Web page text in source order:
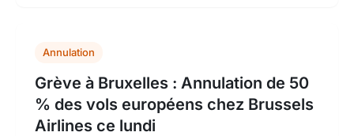
Annulation
Grève à Bruxelles : Annulation de 50
% des vols européens chez Brussels
Airlines ce lundi